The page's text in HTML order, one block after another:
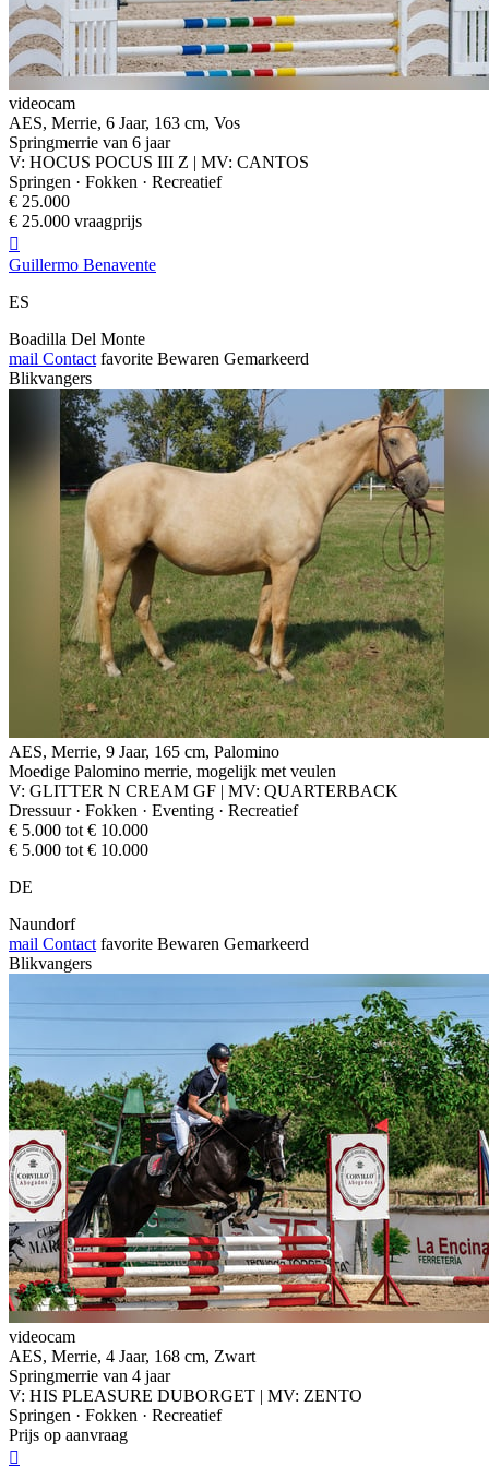
videocam
AES, Merrie, 6 Jaar, 163 cm, Vos
Springmerrie van 6 jaar
V: HOCUS POCUS III Z | MV: CANTOS
Springen · Fokken · Recreatief
€ 25.000
€ 25.000 vraagprijs

Guillermo Benavente
ES
Boadilla Del Monte
mail Contact favorite Bewaren Gemarkeerd
Blikvangers
AES, Merrie, 9 Jaar, 165 cm, Palomino
Moedige Palomino merrie, mogelijk met veulen
V: GLITTER N CREAM GF | MV: QUARTERBACK
Dressuur · Fokken · Eventing · Recreatief
€ 5.000 tot € 10.000
€ 5.000 tot € 10.000
DE
Naundorf
mail Contact favorite Bewaren Gemarkeerd
Blikvangers
videocam
AES, Merrie, 4 Jaar, 168 cm, Zwart
Springmerrie van 4 jaar
V: HIS PLEASURE DUBORGET | MV: ZENTO
Springen · Fokken · Recreatief
Prijs op aanvraag
